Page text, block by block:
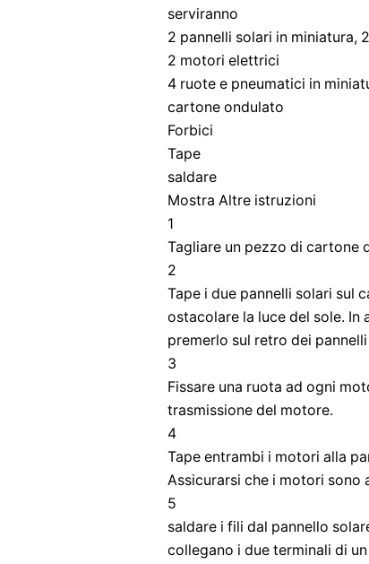
serviranno
2 pannelli solari in miniatura,
2 motori elettrici
4 ruote e pneumatici in
cartone ondulato
Forbici
Tape
saldare
Mostra Altre istruzioni
1
Tagliare un pezzo di cartone
2
Tape i due pannelli solari sul
ostacolare la luce del sole.
premerlo sul retro dei
3
Fissare una ruota ad ogni
trasmissione del motore.
4
Tape entrambi i motori alla
Assicurarsi che i motori sono
5
saldare i fili dal pannello
collegano i due terminali di